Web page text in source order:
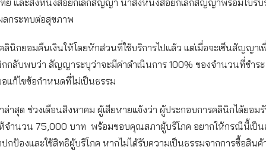
ย์ และส่งหนังสือยกเลิกสัญญา นำส่งหนังสือยกเลิกสัญญาพร้อมใบรับ
ลกระทบต่อสุขภาพ
นิกยอมคืนเงินให้โดยหักส่วนที่ใช้บริการไปแล้ว แต่เมื่อจะเซ็นสัญญาเ
กลับพบว่า สัญญาระบุว่าจะมีค่าดำเนินการ 100% ของจำนวนที่ชำระ
แก้ไขข้อกำหนดที่ไม่เป็นธรรม
าสุด ช่วงเดือนสิงหาคม ผู้เสียหายแจ้งว่า ผู้ประกอบการคลินิกได้ยอมรั
ห้จำนวน 75,000 บาท พร้อมขอบคุณสภาผู้บริโภค อยากให้กรณีนี้เป็
กป้องและใช้สิทธิผู้บริโภค หากไม่ได้รับความเป็นธรรมจากการซื้อสินค้